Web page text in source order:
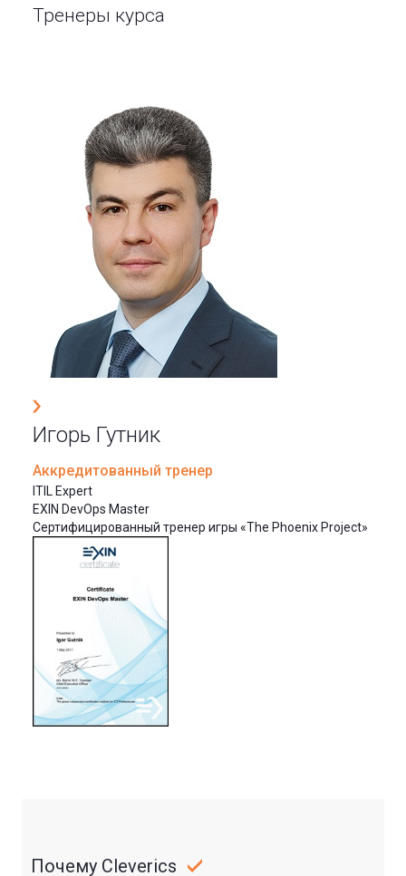
Тренеры курса
Игорь Гутник
Аккредитованный тренер
ITIL Expert
EXIN DevOps Master
Сертифицированный тренер игры «The Phoenix Project»
Почему Cleverics